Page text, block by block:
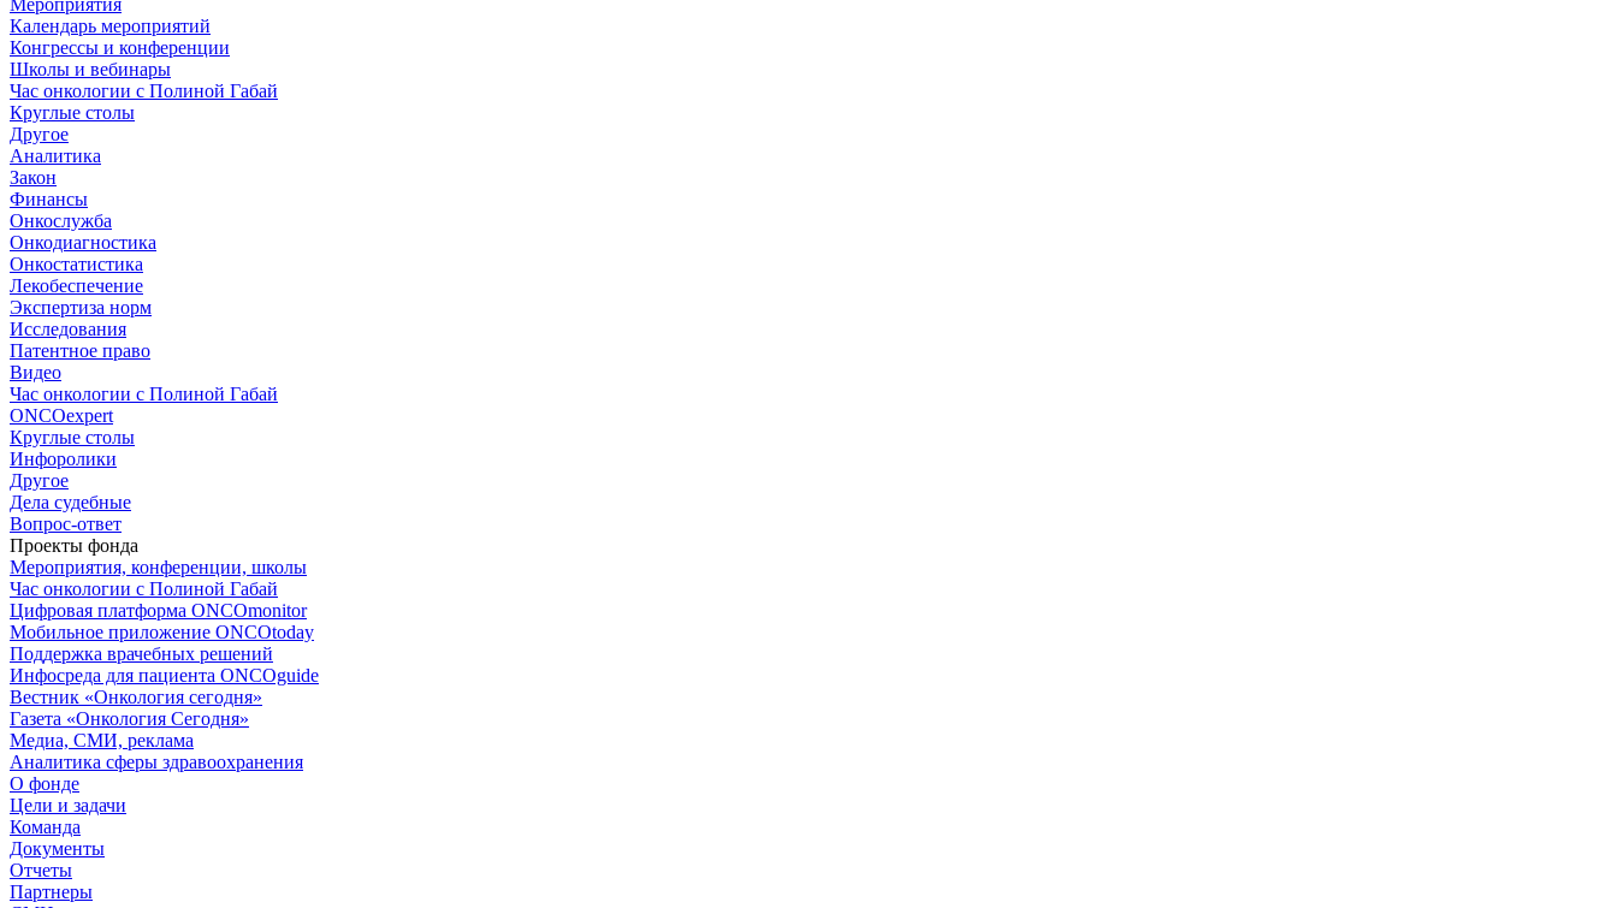
Мероприятия
Календарь мероприятий
Конгрессы и конференции
Школы и вебинары
Час онкологии с Полиной Габай
Круглые столы
Другое
Аналитика
Закон
Финансы
Онкослужба
Онкодиагностика
Онкостатистика
Лекобеспечение
Экспертиза норм
Исследования
Патентное право
Видео
Час онкологии с Полиной Габай
ONCOexpert
Круглые столы
Инфоролики
Другое
Дела судебные
Вопрос-ответ
Проекты фонда
Мероприятия, конференции, школы
Час онкологии с Полиной Габай
Цифровая платформа ONCOmonitor
Мобильное приложение ONCOtoday
Поддержка врачебных решений
Инфосреда для пациента ONCOguide
Вестник «Онкология сегодня»
Газета «Онкология Сегодня»
Медиа, СМИ, реклама
Аналитика сферы здравоохранения
О фонде
Цели и задачи
Команда
Документы
Отчеты
Партнеры